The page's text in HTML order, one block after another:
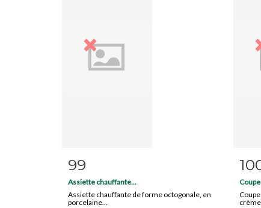
Item detail
99
Assiette chauffante...
Assiette chauffante de forme octogonale, en
porcelaine...